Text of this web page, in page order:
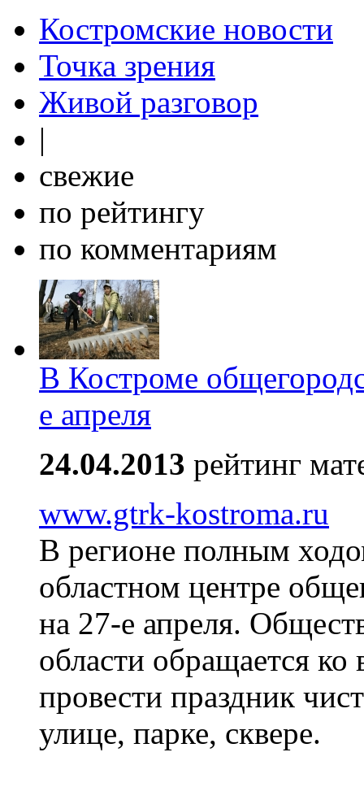
Костромские новости
Точка зрения
Живой разговор
|
свежие
по рейтингу
по комментариям
В Костроме
е апреля
24.04.2013 рейтинг
www.gtrk-kostroma.ru
В регионе полным
областном центре
на 27-е апреля.
области обращается
провести праздник
улице, парке, сквере.